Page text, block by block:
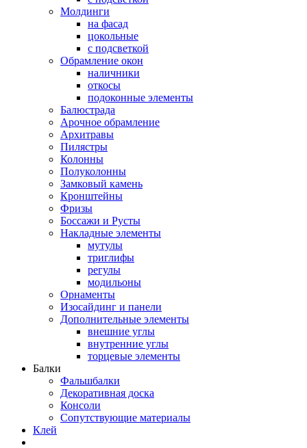
Молдинги
на фасад
цокольные
с подсветкой
Обрамление окон
наличники
откосы
подоконные элементы
Балюстрада
Арочное обрамление
Архитравы
Пилястры
Колонны
Полуколонны
Замковый камень
Кронштейны
Фризы
Боссажи и Русты
Накладные элементы
мутулы
триглифы
регулы
модильоны
Орнаменты
Изосайдинг и панели
Дополнительные элементы
внешние углы
внутренние углы
торцевые элементы
Балки
Фальшбалки
Декоративная доска
Консоли
Сопутствующие материалы
Клей